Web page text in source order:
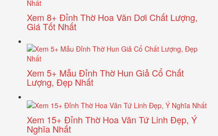
Xem 8+ Đỉnh Thờ Hoa Văn Dơi Chất Lượng,
Giá Tốt Nhất
Xem 5+ Mẫu Đỉnh Thờ Hun Giả Cổ Chất
Lượng, Đẹp Nhất
Xem 15+ Đỉnh Thờ Hoa Văn Tứ Linh Đẹp, Ý
Nghĩa Nhất